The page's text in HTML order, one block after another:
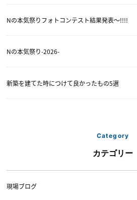
Nの本気祭りフォトコンテスト結果発表〜!!!!
Nの本気祭り-2026-
新築を建てた時につけて良かったもの5選
Category
カテゴリー
現場ブログ